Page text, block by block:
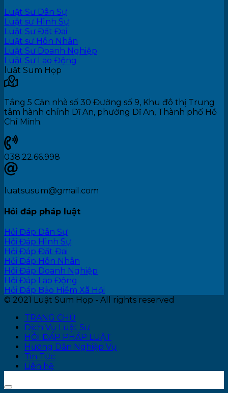
Luật Sư Dân Sự
Luật sư Hình Sự
Luật Sư Đất Đai
Luật sư Hôn Nhân
Luật Sư Doanh Nghiệp
Luật Sư Lao Động
luật Sum Họp
Tầng 5 Căn nhà số 30 Đường số 9, Khu đô thị Trung
tâm hành chính Dĩ An, phường Dĩ An, Thành phố Hồ
Chí Minh.
038.22.66.998
luatsusum@gmail.com
Hỏi đáp pháp luật
Hỏi Đáp Dân Sự
Hỏi Đáp Hình Sự
Hỏi Đáp Đất Đai
Hỏi Đáp Hôn Nhân
Hỏi Đáp Doanh Nghiệp
Hỏi Đáp Lao Động
Hỏi Đáp Bảo Hiểm Xã Hội
© 2021 Luật Sum Họp - All rights reserved
TRANG CHỦ
Dịch Vụ Luật Sư
HỎI ĐÁP PHÁP LUẬT
Hướng Dẫn Nghiệp Vụ
Tin Tức
Liên hệ